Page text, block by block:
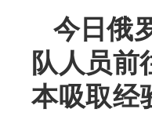
今日俄
队人员前
本吸取经